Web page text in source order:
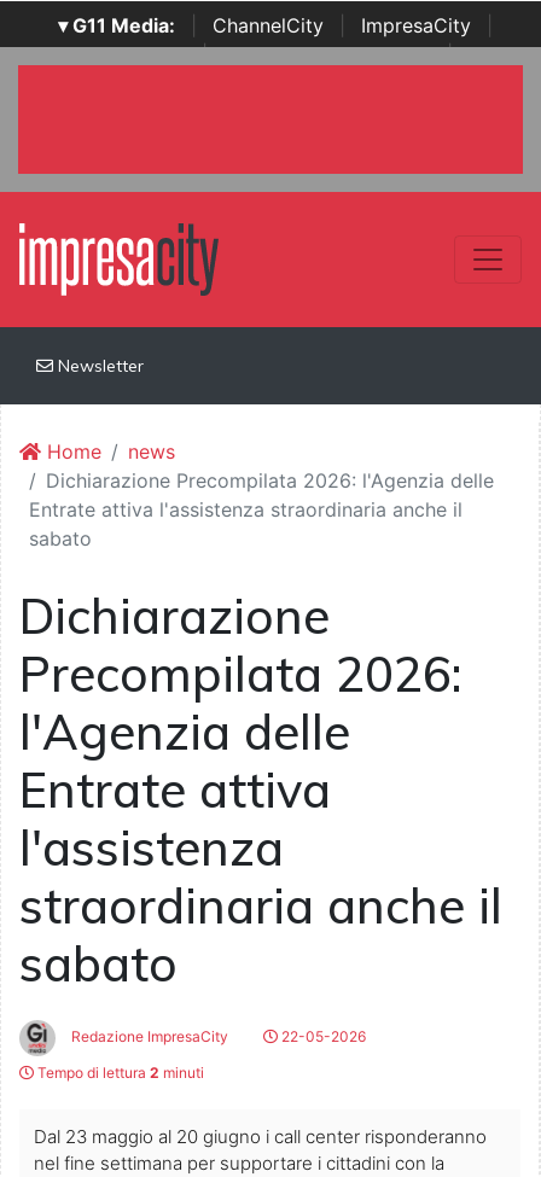
▾ G11 Media: ChannelCity ImpresaCity
SecurityOpenLab | Italian Channel Awards | Italian
Newsletter
Home
news
Dichiarazione Precompilata 2026: l'Agenzia delle
Entrate attiva l'assistenza straordinaria anche il
sabato
Dichiarazione
Precompilata 2026:
l'Agenzia delle
Entrate attiva
l'assistenza
straordinaria anche il
sabato
Redazione ImpresaCity
22-05-2026
Tempo di lettura 2 minuti
Dal 23 maggio al 20 giugno i call center risponderanno
nel fine settimana per supportare i cittadini con la